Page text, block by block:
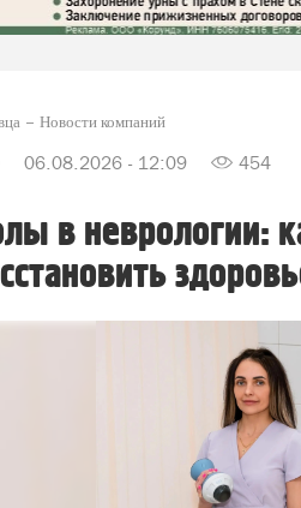
Новости компаний
06.08.2026 - 12:09 454
в неврологии: